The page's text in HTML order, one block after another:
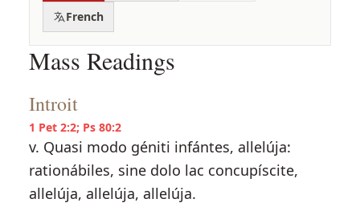
French
Mass Readings
Introit
1 Pet 2:2; Ps 80:2
v. Quasi modo géniti infántes, allelúja:
rationábiles, sine dolo lac concupíscite,
allelúja, allelúja, allelúja.